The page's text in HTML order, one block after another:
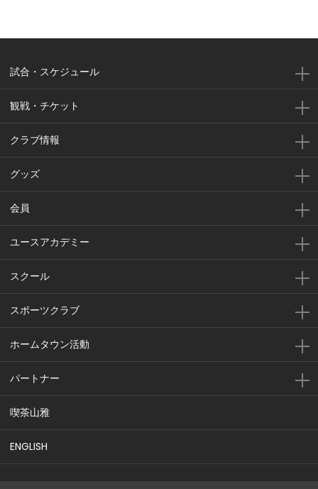
試合・スケジュール
観戦・チケット
クラブ情報
グッズ
会員
ユースアカデミー
スクール
スポーツクラブ
ホームタウン活動
パートナー
喫茶山雅
ENGLISH